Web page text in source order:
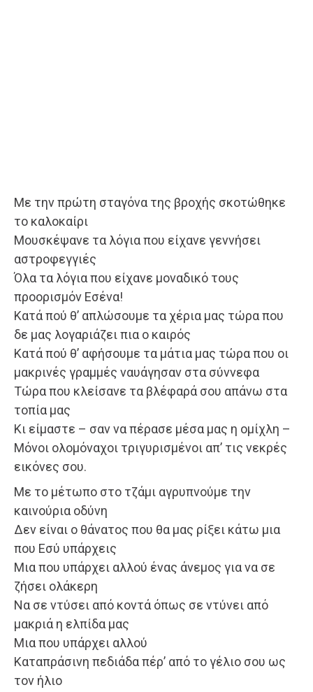
Με την πρώτη σταγόνα της βροχής σκοτώθηκε
το καλοκαίρι
Μουσκέψανε τα λόγια που είχανε γεννήσει
αστροφεγγιές
Όλα τα λόγια που είχανε μοναδικό τους
προορισμόν Εσένα!
Κατά πού θ’ απλώσουμε τα χέρια μας τώρα που
δε μας λογαριάζει πια ο καιρός
Κατά πού θ’ αφήσουμε τα μάτια μας τώρα που οι
μακρινές γραμμές ναυάγησαν στα σύννεφα
Τώρα που κλείσανε τα βλέφαρά σου απάνω στα
τοπία μας
Κι είμαστε – σαν να πέρασε μέσα μας η ομίχλη –
Μόνοι ολομόναχοι τριγυρισμένοι απ’ τις νεκρές
εικόνες σου.
Με το μέτωπο στο τζάμι αγρυπνούμε την
καινούρια οδύνη
Δεν είναι ο θάνατος που θα μας ρίξει κάτω μια
που Εσύ υπάρχεις
Μια που υπάρχει αλλού ένας άνεμος για να σε
ζήσει ολάκερη
Να σε ντύσει από κοντά όπως σε ντύνει από
μακριά η ελπίδα μας
Μια που υπάρχει αλλού
Καταπράσινη πεδιάδα πέρ’ από το γέλιο σου ως
τον ήλιο